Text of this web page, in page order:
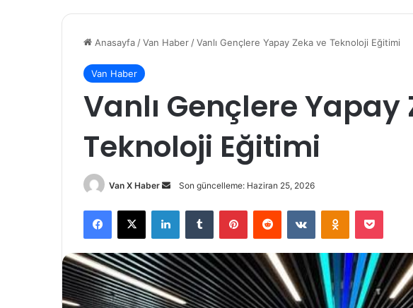
Anasayfa /Van Haber /Vanlı Gençlere Yapay Zeka ve Teknoloji Eğitimi
Van Haber
Vanlı Gençlere Yapay
Teknoloji Eğitimi
Van X Haber
Bir
göndermek
Son güncelleme: Haziran 25, 2026
Facebook
X LinkedInTumblr PinterestReddit VKontakteOdnoklassniki
Pocket